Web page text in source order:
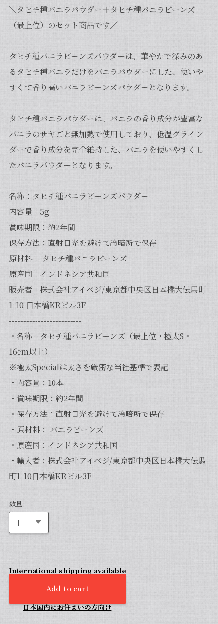
＼タヒチ種バニラパウダー＋タヒチ種バニラビーンズ
（最上位）のセット商品です／
タヒチ種バニラビーンズパウダーは、華やかで深みのあ
るタヒチ種バニラだけをバニラパウダーにした、使いや
すくて香り高いバニラビーンズパウダーとなります。
タヒチ種バニラパウダーは、バニラの香り成分が豊富な
バニラのサヤごと無加熱で使用しており、低温グライン
ダーで香り成分を完全維持した、バニラを使いやすくし
たバニラパウダーとなります。
名称：タヒチ種バニラビーンズパウダー
内容量：5g
賞味期限：約2年間
保存方法：直射日光を避けて冷暗所で保存
原材料： タヒチ種バニラビーンズ
原産国：インドネシア共和国
販売者：株式会社アイベジ/東京都中央区日本橋大伝馬町
1-10 日本橋KRビル3F
-------------------------
・名称：タヒチ種バニラビーンズ（最上位・極太S・
16cm以上）
※極太Specialは太さを厳密な当社基準で表記
・内容量：10本
・賞味期限：約2年間
・保存方法：直射日光を避けて冷暗所で保存
・原材料： バニラビーンズ
・原産国：インドネシア共和国
・輸入者：株式会社アイベジ/東京都中央区日本橋大伝馬
町1-10日本橋KRビル3F
数量
International shipping available
Add to cart
日本国内にお住まいの方向け